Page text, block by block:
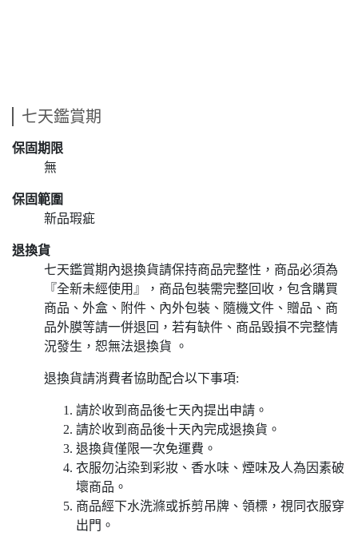
七天鑑賞期
保固期限
無
保固範圍
新品瑕疵
退換貨
七天鑑賞期內退換貨請保持商品完整性，商品必須為
『全新未經使用』，商品包裝需完整回收，包含購買
商品、外盒、附件、內外包裝、隨機文件、贈品、商
品外膜等請一併退回，若有缺件、商品毀損不完整情
況發生，恕無法退換貨 。
退換貨請消費者協助配合以下事項:
請於收到商品後七天內提出申請。
請於收到商品後十天內完成退換貨。
退換貨僅限一次免運費。
衣服勿沾染到彩妝、香水味、煙味及人為因素破
壞商品。
商品經下水洗滌或拆剪吊牌、領標，視同衣服穿
出門。